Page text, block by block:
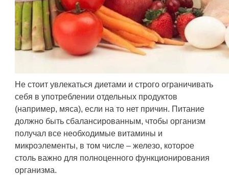
Не стоит увлекаться диетами и строго ограничивать
себя в употреблении отдельных продуктов
(например, мяса), если на то нет причин. Питание
должно быть сбалансированным, чтобы организм
получал все необходимые витамины и
микроэлементы, в том числе – железо, которое
столь важно для полноценного функционирования
организма.